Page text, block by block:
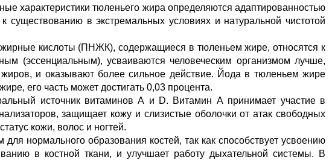
характеристики тюленьего жира определяются адаптированностью
существованию в экстремальных условиях и натуральной чистотой
кислоты (ПНЖК), содержащиеся в тюленьем жире, относятся к
(эссенциальным), усваиваются человеческим организмом лучше,
и оказывают более сильное действие. Йода в тюленьем жире
его часть может достигать 0,03 процента.
источник витаминов А и D. Витамин А принимает участие в
защищает кожу и слизистые оболочки от атак свободных
кожи, волос и ногтей.
нормального образования костей, так как способствует усвоению
в костной ткани, и улучшает работу дыхательной системы. В